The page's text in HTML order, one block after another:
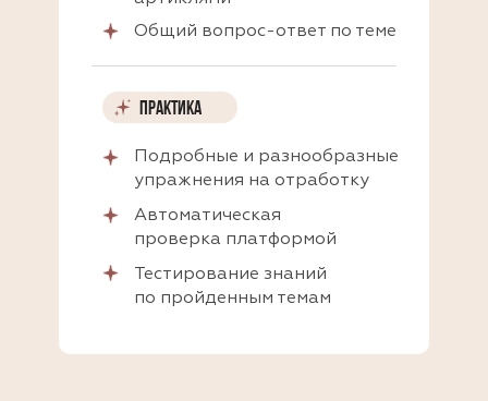
ПРАКТИКА
Тестирование знаний
по пройденным темам
Автоматическая
проверка платформой
Подробные и разнообразные
упражнения на отработку
Общий вопрос-ответ по теме